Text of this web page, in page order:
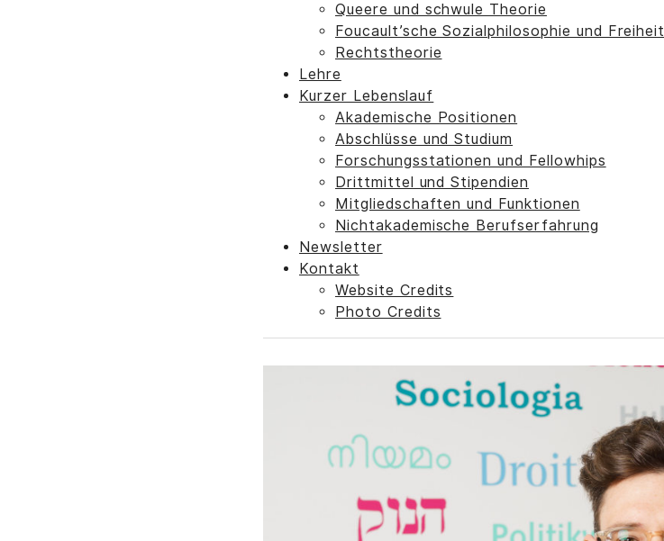
Queere und schwule Theorie
Foucault’sche Sozialphilosophie und Freiheit
Rechtstheorie
Lehre
Kurzer Lebenslauf
Akademische Positionen
Abschlüsse und Studium
Forschungsstationen und Fellowhips
Drittmittel und Stipendien
Mitgliedschaften und Funktionen
Nichtakademische Berufserfahrung
Newsletter
Kontakt
Website Credits
Photo Credits